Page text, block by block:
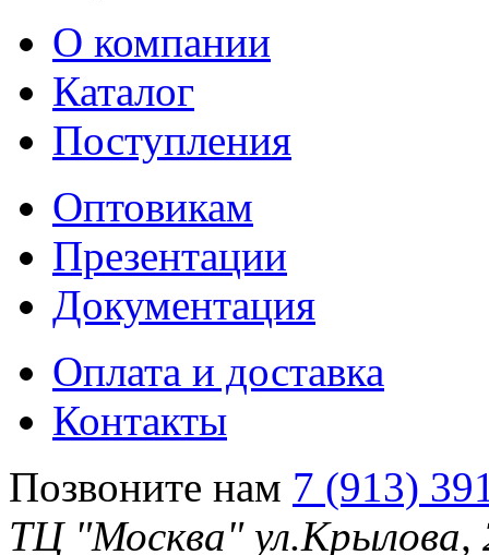
О компании
Каталог
Поступления
Оптовикам
Презентации
Документация
Оплата и доставка
Контакты
Позвоните нам 7 (913)
ТЦ "Москва"